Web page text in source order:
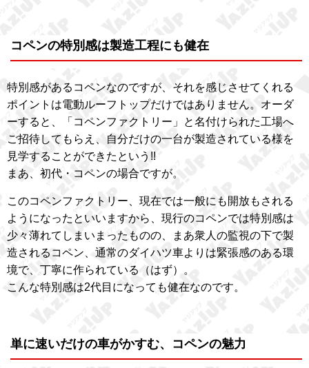
コペンの特別感は製造工程にも健在
特別感があるコペンなのですが、それを感じさせてくれる
ポイントは電動ルーフトップだけではありません。オーダ
ーすると、「コペンファクトリー」と名付けられた工場へ
ご招待してもらえ、自分だけの一台が製造されている様を
見学することができたという!!
まあ、初代・コペンの場合ですが。
このコペンファクトリー、現在では一般にも開放もされる
ようになったといいますから、現行のコペンでは特別感は
少々薄れてしまいまったものの、まあ衆人の監視の下で製
造されるコペン、通常のダイハツ車よりは緊張感のある環
境で、丁寧に作られている（はず）。
こんな特別感は2代目になっても健在なのです。
単に速いだけの車がかすむ、コペンの魅力